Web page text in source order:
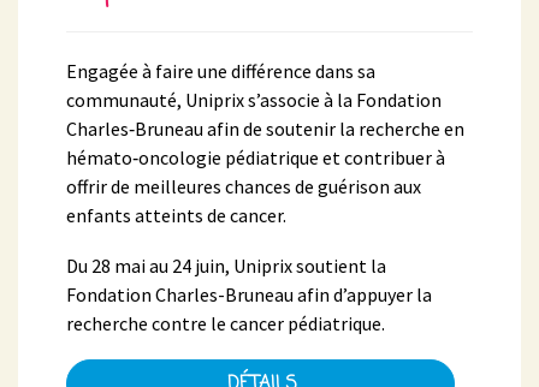
Engagée à faire une différence dans sa
communauté, Uniprix s’associe à la Fondation
Charles‑Bruneau afin de soutenir la recherche en
hémato‑oncologie pédiatrique et contribuer à
offrir de meilleures chances de guérison aux
enfants atteints de cancer.
Du 28 mai au 24 juin, Uniprix soutient la
Fondation Charles-Bruneau afin d’appuyer la
recherche contre le cancer pédiatrique.